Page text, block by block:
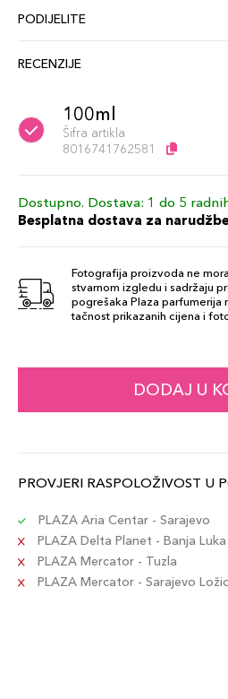
PODIJELITE
RECENZIJE
100ml
Šifra artikla
8016741762581
Dostupno. Dostava: 1 do 5
Besplatna dostava za
Fotografija proizvoda ne
stvarnom izgledu i sadržaju
pogrešaka Plaza parfumerija
tačnost prikazanih cijena i
DODAJ U
PROVJERI RASPOLOŽIVOST U
PLAZA Aria Centar - Sarajevo
PLAZA Delta Planet - Banja Luka
PLAZA Mercator - Tuzla
PLAZA Mercator - Sarajevo